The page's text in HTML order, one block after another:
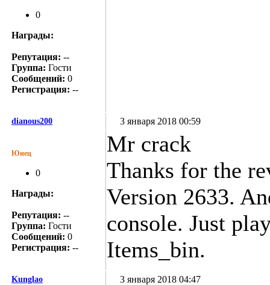
0
Награды:
Репутация: --
Группа: Гости
Сообщений: 0
Регистрация: --
dianous200 3 января 2018 00:59
Юнец
0
Награды:
Репутация: --
Группа: Гости
Сообщений: 0
Регистрация: --
Mr crack
Thanks for the
Version 2633.
console. Just
Items_bin.
Kunglao 3 января 2018 04:47